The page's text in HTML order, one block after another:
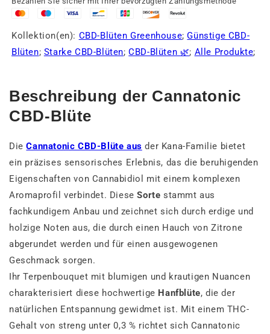
Kollektion(en): CBD-Blüten Greenhouse;Günstige CBD-
Blüten; Starke CBD-Blüten;CBD-Blüten 🌿; Alle Produkte;
Beschreibung der Cannatonic
CBD-Blüte
DieCannatonic CBD-Blüte aus der Kana-Familie bietet
ein präzises sensorisches Erlebnis, das die beruhigenden
Eigenschaften von Cannabidiol mit einem komplexen
Aromaprofil verbindet. DieseSorte stammt aus
fachkundigem Anbau und zeichnet sich durch erdige und
holzige Noten aus, die durch einen Hauch von Zitrone
abgerundet werden und für einen ausgewogenen
Geschmack sorgen.
Ihr Terpenbouquet mit blumigen und krautigen Nuancen
charakterisiert diese hochwertige Hanfblüte, die der
natürlichen Entspannung gewidmet ist. Mit einem THC-
Gehalt von streng unter 0,3 % richtet sich Cannatonic